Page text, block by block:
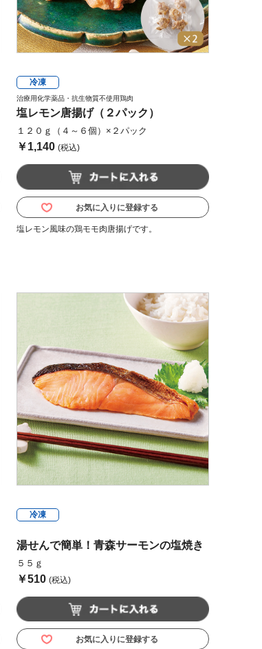
冷凍
治療用化学薬品・抗生物質不使用鶏肉
塩レモン唐揚げ（２パック）
１２０ｇ（４～６個）×２パック
￥1,140 (税込)
お気に入りに登録する
塩レモン風味の鶏モモ肉唐揚げです。
冷凍
湯せんで簡単！青森サーモンの塩焼き
５５ｇ
￥510 (税込)
お気に入りに登録する